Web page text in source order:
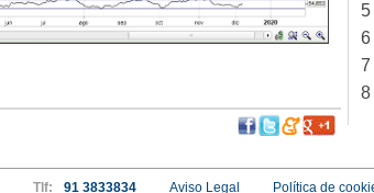
5
6
7
8
Tlf: 91 3833834 Aviso Legal Política de